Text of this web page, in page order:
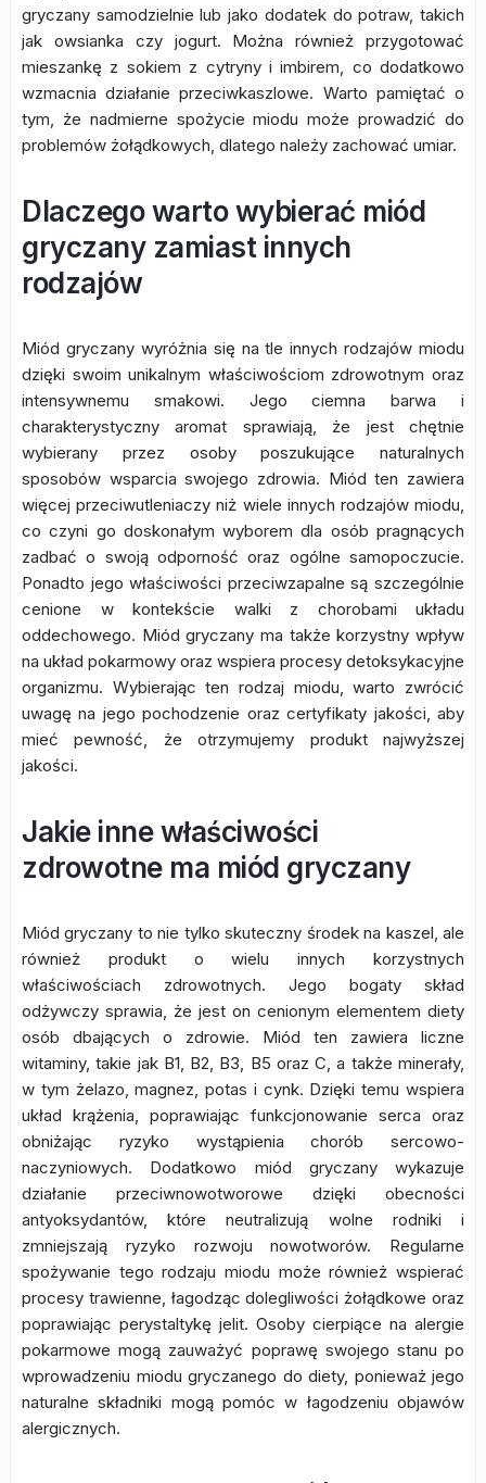
gryczany samodzielnie lub jako dodatek do potraw, takich
jak owsianka czy jogurt. Można również przygotować
mieszankę z sokiem z cytryny i imbirem, co dodatkowo
wzmacnia działanie przeciwkaszlowe. Warto pamiętać o
tym, że nadmierne spożycie miodu może prowadzić do
problemów żołądkowych, dlatego należy zachować umiar.
Dlaczego warto wybierać miód
gryczany zamiast innych
rodzajów
Miód gryczany wyróżnia się na tle innych rodzajów miodu
dzięki swoim unikalnym właściwościom zdrowotnym oraz
intensywnemu smakowi. Jego ciemna barwa i
charakterystyczny aromat sprawiają, że jest chętnie
wybierany przez osoby poszukujące naturalnych
sposobów wsparcia swojego zdrowia. Miód ten zawiera
więcej przeciwutleniaczy niż wiele innych rodzajów miodu,
co czyni go doskonałym wyborem dla osób pragnących
zadbać o swoją odporność oraz ogólne samopoczucie.
Ponadto jego właściwości przeciwzapalne są szczególnie
cenione w kontekście walki z chorobami układu
oddechowego. Miód gryczany ma także korzystny wpływ
na układ pokarmowy oraz wspiera procesy detoksykacyjne
organizmu. Wybierając ten rodzaj miodu, warto zwrócić
uwagę na jego pochodzenie oraz certyfikaty jakości, aby
mieć pewność, że otrzymujemy produkt najwyższej
jakości.
Jakie inne właściwości
zdrowotne ma miód gryczany
Miód gryczany to nie tylko skuteczny środek na kaszel, ale
również produkt o wielu innych korzystnych
właściwościach zdrowotnych. Jego bogaty skład
odżywczy sprawia, że jest on cenionym elementem diety
osób dbających o zdrowie. Miód ten zawiera liczne
witaminy, takie jak B1, B2, B3, B5 oraz C, a także minerały,
w tym żelazo, magnez, potas i cynk. Dzięki temu wspiera
układ krążenia, poprawiając funkcjonowanie serca oraz
obniżając ryzyko wystąpienia chorób sercowo-
naczyniowych. Dodatkowo miód gryczany wykazuje
działanie przeciwnowotworowe dzięki obecności
antyoksydantów, które neutralizują wolne rodniki i
zmniejszają ryzyko rozwoju nowotworów. Regularne
spożywanie tego rodzaju miodu może również wspierać
procesy trawienne, łagodząc dolegliwości żołądkowe oraz
poprawiając perystaltykę jelit. Osoby cierpiące na alergie
pokarmowe mogą zauważyć poprawę swojego stanu po
wprowadzeniu miodu gryczanego do diety, ponieważ jego
naturalne składniki mogą pomóc w łagodzeniu objawów
alergicznych.